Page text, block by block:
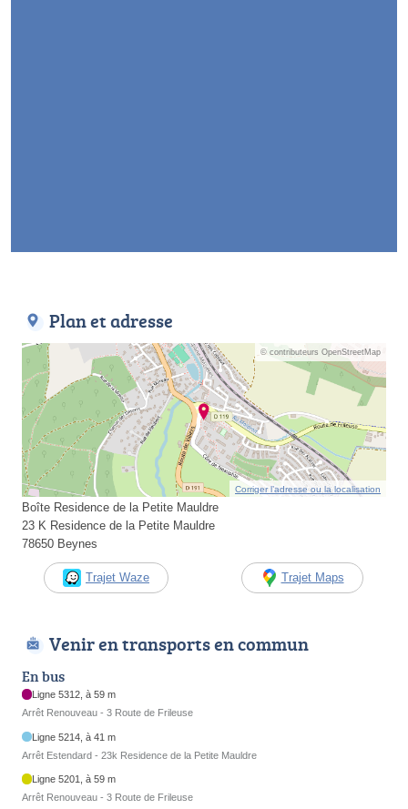
Plan et adresse
© contributeurs OpenStreetMap
Corriger l’adresse ou la localisation
Boîte Residence de la Petite Mauldre
23 K Residence de la Petite Mauldre
78650 Beynes
Trajet Waze Trajet Maps
Venir en transports en commun
En bus
Ligne 5312, à 59 m
Arrêt Renouveau - 3 Route de Frileuse
Ligne 5214, à 41 m
Arrêt Estendard - 23k Residence de la Petite Mauldre
Ligne 5201, à 59 m
Arrêt Renouveau - 3 Route de Frileuse